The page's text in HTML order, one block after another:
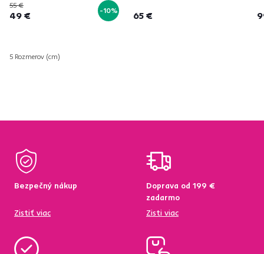
55 €
49 € -10%
5 Rozmerov (cm)
65 €
Bezpečný nákup
Zistiť viac
Doprava od 199 €
zadarmo
Zisti viac